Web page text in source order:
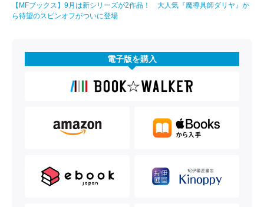
【MFブックス】9月は新シリーズが2作品！ 大人気『魔導具師ダリヤ』か
ら待望のスピンオフがついに登場
電子版を購入